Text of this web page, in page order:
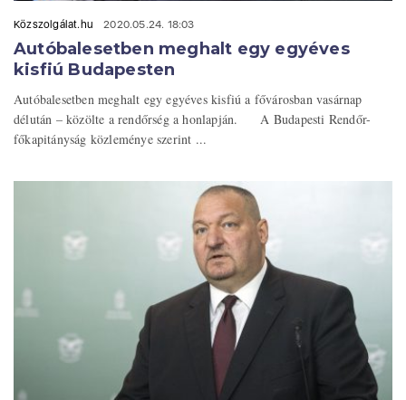
Közszolgálat.hu 2020.05.24. 18:03
Autóbalesetben meghalt egy egyéves
kisfiú Budapesten
Autóbalesetben meghalt egy egyéves kisfiú a fővárosban vasárnap
délután – közölte a rendőrség a honlapján. A Budapesti Rendőr-
főkapitányság közleménye szerint ...